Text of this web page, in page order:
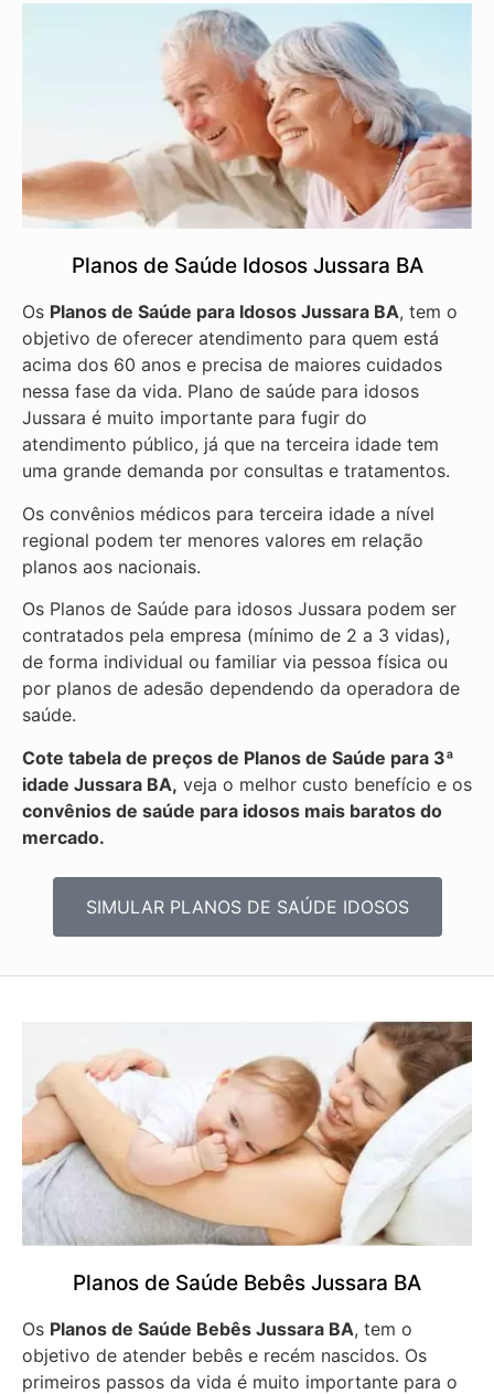
Planos de Saúde Idosos Jussara BA
Os Planos de Saúde para Idosos Jussara BA, tem o
objetivo de oferecer atendimento para quem está
acima dos 60 anos e precisa de maiores cuidados
nessa fase da vida. Plano de saúde para idosos
Jussara é muito importante para fugir do
atendimento público, já que na terceira idade tem
uma grande demanda por consultas e tratamentos.
Os convênios médicos para terceira idade a nível
regional podem ter menores valores em relação
planos aos nacionais.
Os Planos de Saúde para idosos Jussara podem ser
contratados pela empresa (mínimo de 2 a 3 vidas),
de forma individual ou familiar via pessoa física ou
por planos de adesão dependendo da operadora de
saúde.
Cote tabela de preços de Planos de Saúde para 3ª
idade Jussara BA, veja o melhor custo benefício e os
convênios de saúde para idosos mais baratos do
mercado.
SIMULAR PLANOS DE SAÚDE IDOSOS
Planos de Saúde Bebês Jussara BA
Os Planos de Saúde Bebês Jussara BA, tem o
objetivo de atender bebês e recém nascidos. Os
primeiros passos da vida é muito importante para o